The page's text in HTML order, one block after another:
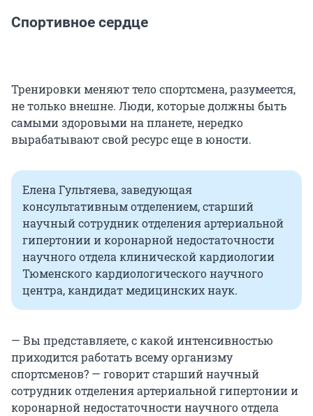
Спортивное сердце
Тренировки меняют тело спортсмена, разумеется,
не только внешне. Люди, которые должны быть
самыми здоровыми на планете, нередко
вырабатывают свой ресурс еще в юности.
Елена Гультяева, заведующая
консультативным отделением, старший
научный сотрудник отделения артериальной
гипертонии и коронарной недостаточности
научного отдела клинической кардиологии
Тюменского кардиологического научного
центра, кандидат медицинских наук.
— Вы представляете, с какой интенсивностью
приходится работать всему организму
спортсменов? — говорит старший научный
сотрудник отделения артериальной гипертонии и
коронарной недостаточности научного отдела